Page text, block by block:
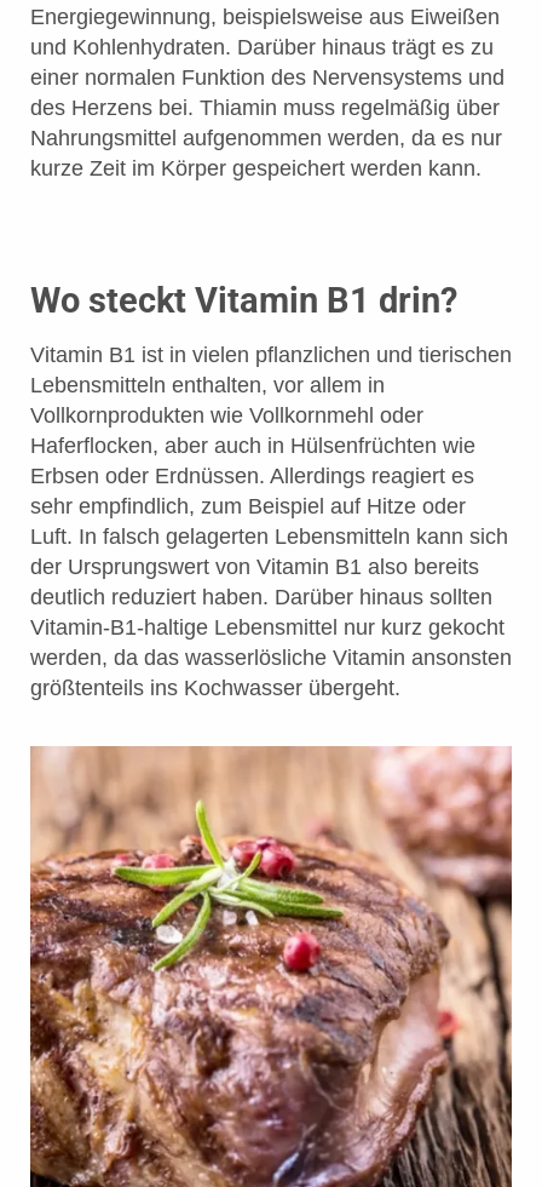
Energiegewinnung, beispielsweise aus Eiweißen
und Kohlenhydraten. Darüber hinaus trägt es zu
einer normalen Funktion des Nervensystems und
des Herzens bei. Thiamin muss regelmäßig über
Nahrungsmittel aufgenommen werden, da es nur
kurze Zeit im Körper gespeichert werden kann.
Wo steckt Vitamin B1 drin?
Vitamin B1 ist in vielen pflanzlichen und tierischen
Lebensmitteln enthalten, vor allem in
Vollkornprodukten wie Vollkornmehl oder
Haferflocken, aber auch in Hülsenfrüchten wie
Erbsen oder Erdnüssen. Allerdings reagiert es
sehr empfindlich, zum Beispiel auf Hitze oder
Luft. In falsch gelagerten Lebensmitteln kann sich
der Ursprungswert von Vitamin B1 also bereits
deutlich reduziert haben. Darüber hinaus sollten
Vitamin-B1-haltige Lebensmittel nur kurz gekocht
werden, da das wasserlösliche Vitamin ansonsten
größtenteils ins Kochwasser übergeht.